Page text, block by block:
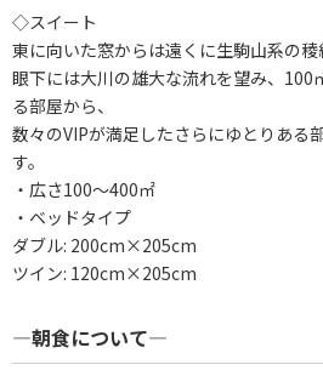
◇スイート
東に向いた窓からは遠くに生駒山系の稜
眼下には大川の雄大な流れを望み、100
る部屋から、
数々のVIPが満足したさらにゆとりある
す。
・広さ100～400㎡
・ベッドタイプ
ダブル: 200cm×205cm
ツイン: 120cm×205cm
―朝食について―